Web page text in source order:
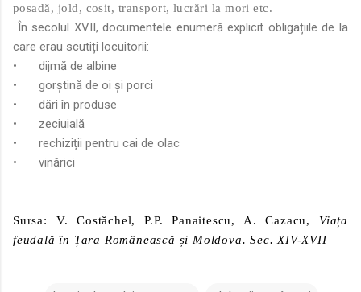
posadă, jold, cosit, transport, lucrări la mori etc.
În secolul XVII, documentele enumeră explicit obligațiile de la
care erau scutiți locuitorii:
•
dijmă de albine
•
gorștină de oi și porci
•
dări în produse
•
zeciuială
•
rechiziții pentru cai de olac
•
vinărici
Sursa: V. Costăchel, P.P. Panaitescu, A. Cazacu, Viața
feudală în Țara Românească și Moldova. Sec. XIV-XVII